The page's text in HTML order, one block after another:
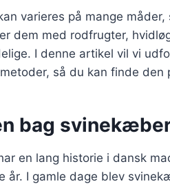
varieres på mange
dem med rodfrugter,
I denne artikel vil vi
så du kan finde
bag
en lang historie i dansk
år. I gamle dage blev